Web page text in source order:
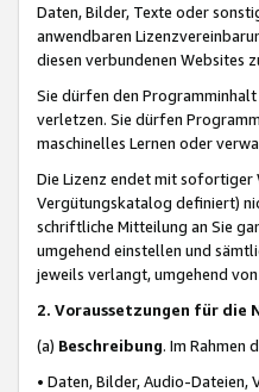
Daten, Bilder, Texte oder
anwendbaren
diesen verbundenen Websites
Sie dürfen den
verletzen. Sie dürfen
maschinelles Lernen oder
Die Lizenz endet mit sofortiger
Vergütungskatalog definiert)
schriftliche Mitteilung an Sie
umgehend einstellen und
jeweils verlangt, umgehend
2. Voraussetzungen für die
(a) Beschreibung. Im Rahmen
• Daten, Bilder, Audio-